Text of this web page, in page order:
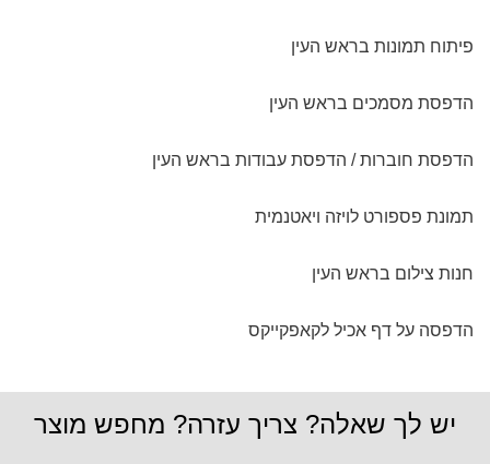
פיתוח תמונות בראש העין
הדפסת מסמכים בראש העין
הדפסת חוברות / הדפסת עבודות בראש העין
תמונת פספורט לויזה ויאטנמית
חנות צילום בראש העין
הדפסה על דף אכיל לקאפקייקס
יש לך שאלה? צריך עזרה? מחפש מוצר